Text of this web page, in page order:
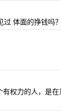
体面的挣钱吗？
有权力的人，是